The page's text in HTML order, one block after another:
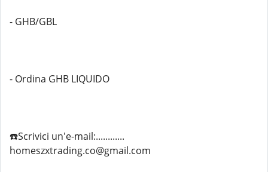
- GHB/GBL
- Ordina GHB LIQUIDO
☎️Scrivici un'e-mail:............
homeszxtrading.co@gmail.com